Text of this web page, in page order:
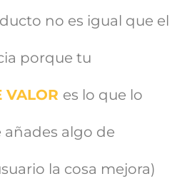
no es igual que el
porque tu
VALOR es lo que lo
añades algo de
la cosa mejora)